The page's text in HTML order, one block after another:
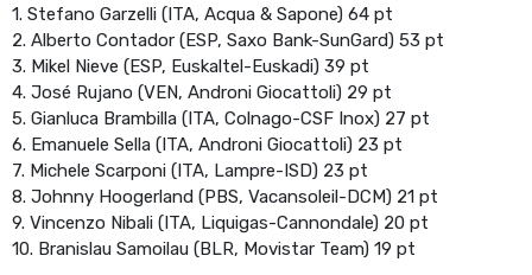
1. Stefano Garzelli (ITA, Acqua & Sapone) 64 pt
2. Alberto Contador (ESP, Saxo Bank-SunGard) 53 pt
3. Mikel Nieve (ESP, Euskaltel-Euskadi) 39 pt
4. José Rujano (VEN, Androni Giocattoli) 29 pt
5. Gianluca Brambilla (ITA, Colnago-CSF Inox) 27 pt
6. Emanuele Sella (ITA, Androni Giocattoli) 23 pt
7. Michele Scarponi (ITA, Lampre-ISD) 23 pt
8. Johnny Hoogerland (PBS, Vacansoleil-DCM) 21 pt
9. Vincenzo Nibali (ITA, Liquigas-Cannondale) 20 pt
10. Branislau Samoilau (BLR, Movistar Team) 19 pt